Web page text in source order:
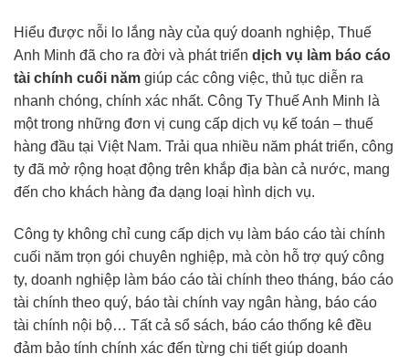
Hiểu được nỗi lo lắng này của quý doanh nghiệp, Thuế
Anh Minh đã cho ra đời và phát triển dịch vụ làm báo cáo
tài chính cuối năm giúp các công việc, thủ tục diễn ra
nhanh chóng, chính xác nhất. Công Ty Thuế Anh Minh là
một trong những đơn vị cung cấp dịch vụ kế toán – thuế
hàng đầu tại Việt Nam. Trải qua nhiều năm phát triển, công
ty đã mở rộng hoạt động trên khắp địa bàn cả nước, mang
đến cho khách hàng đa dạng loại hình dịch vụ.
Công ty không chỉ cung cấp dịch vụ làm báo cáo tài chính
cuối năm trọn gói chuyên nghiệp, mà còn hỗ trợ quý công
ty, doanh nghiệp làm báo cáo tài chính theo tháng, báo cáo
tài chính theo quý, báo tài chính vay ngân hàng, báo cáo
tài chính nội bộ… Tất cả sổ sách, báo cáo thống kê đều
đảm bảo tính chính xác đến từng chi tiết giúp doanh